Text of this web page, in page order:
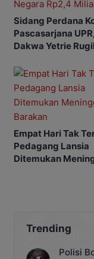
Sidang Perdana
Pascasarjana
Dakwa Yetrie
Empat Hari Tak
Pedagang Lansia
Ditemukan
Trending
Polisi